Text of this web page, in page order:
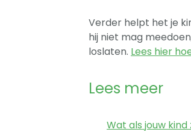
Verder helpt het je
hij niet mag
loslaten. Lees hier
Lees meer
Wat als jouw